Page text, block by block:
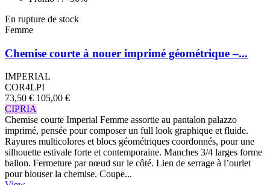
En rupture de stock
Femme
Chemise courte à nouer imprimé géométrique –...
IMPERIAL
COR4LPI
73,50 € 105,00 €
CIPRIA
Chemise courte Imperial Femme assortie au pantalon palazzo
imprimé, pensée pour composer un full look graphique et fluide.
Rayures multicolores et blocs géométriques coordonnés, pour une
silhouette estivale forte et contemporaine. Manches 3/4 larges forme
ballon. Fermeture par nœud sur le côté. Lien de serrage à l’ourlet
pour blouser la chemise. Coupe...